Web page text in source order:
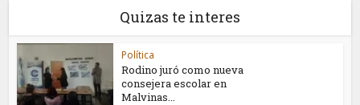
Quizas te interes
Política
Rodino juró como nueva
consejera escolar en
Malvinas...